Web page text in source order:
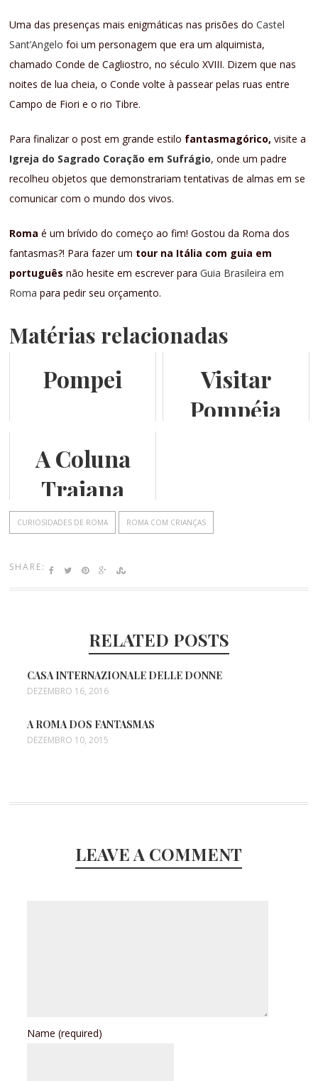
Uma das presenças mais enigmáticas nas prisões doCastel
Sant’Angelo foi um personagem que era um alquimista,
chamado Conde de Cagliostro, no século XVIII. Dizem que nas
noites de lua cheia, o Conde volte à passear pelas ruas entre
Campo de Fiori e o rio Tibre.
Para finalizar o post em grande estilo fantasmagórico,visite a
Igreja do Sagrado Coração em Sufrágio, onde um padre
recolheu objetos que demonstrariam tentativas de almas em se
comunicar com o mundo dos vivos.
Roma é um brívido do começo ao fim! Gostou da Roma dos
fantasmas?! Para fazer um tour na Itália com guia em
português não hesite em escrever paraGuia Brasileira em
Roma para pedir seu orçamento.
Matérias relacionadas
Pompei
Visitar
Pompéia
A Coluna
Traiana
CURIOSIDADES DE ROMA ROMA COM CRIANÇAS
SHARE:
RELATED POSTS
CASA INTERNAZIONALE DELLE DONNE
DEZEMBRO 16, 2016
A ROMA DOS FANTASMAS
DEZEMBRO 10, 2015
LEAVE A COMMENT
Name(required)